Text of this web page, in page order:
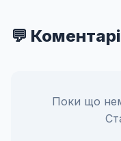
💬
Поки що